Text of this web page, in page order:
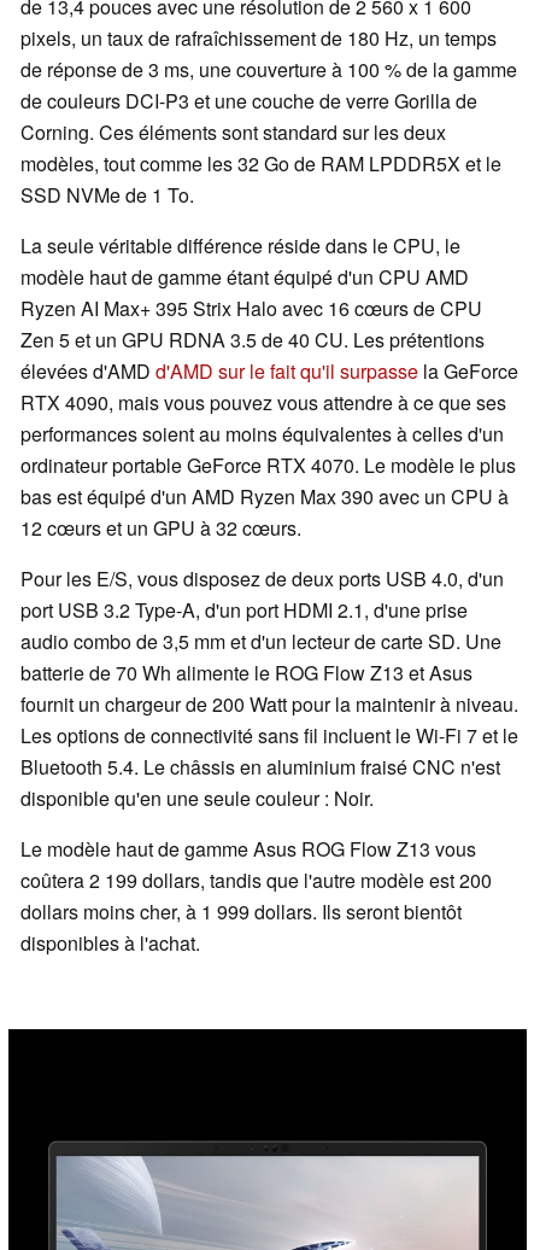
de 13,4 pouces avec une résolution de 2 560 x 1 600
pixels, un taux de rafraîchissement de 180 Hz, un temps
de réponse de 3 ms, une couverture à 100 % de la gamme
de couleurs DCI-P3 et une couche de verre Gorilla de
Corning. Ces éléments sont standard sur les deux
modèles, tout comme les 32 Go de RAM LPDDR5X et le
SSD NVMe de 1 To.
La seule véritable différence réside dans le CPU, le
modèle haut de gamme étant équipé d'un CPU AMD
Ryzen AI Max+ 395 Strix Halo avec 16 cœurs de CPU
Zen 5 et un GPU RDNA 3.5 de 40 CU. Les prétentions
élevées d'AMD d'AMD sur le fait qu'il surpasse la GeForce
RTX 4090, mais vous pouvez vous attendre à ce que ses
performances soient au moins équivalentes à celles d'un
ordinateur portable GeForce RTX 4070. Le modèle le plus
bas est équipé d'un AMD Ryzen Max 390 avec un CPU à
12 cœurs et un GPU à 32 cœurs.
Pour les E/S, vous disposez de deux ports USB 4.0, d'un
port USB 3.2 Type-A, d'un port HDMI 2.1, d'une prise
audio combo de 3,5 mm et d'un lecteur de carte SD. Une
batterie de 70 Wh alimente le ROG Flow Z13 et Asus
fournit un chargeur de 200 Watt pour la maintenir à niveau.
Les options de connectivité sans fil incluent le Wi-Fi 7 et le
Bluetooth 5.4. Le châssis en aluminium fraisé CNC n'est
disponible qu'en une seule couleur : Noir.
Le modèle haut de gamme Asus ROG Flow Z13 vous
coûtera 2 199 dollars, tandis que l'autre modèle est 200
dollars moins cher, à 1 999 dollars. Ils seront bientôt
disponibles à l'achat.